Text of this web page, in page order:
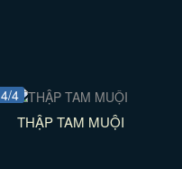
4/4
THẬP TAM MUỘI